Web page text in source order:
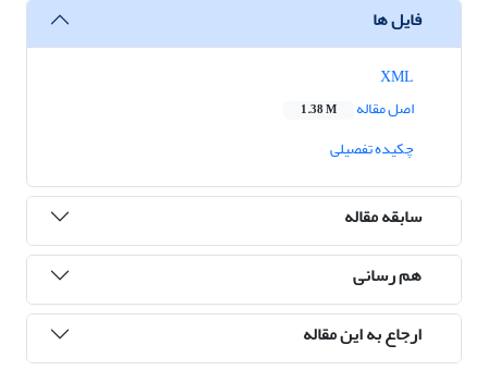
فایل ها
اصل مقاله
1.38 M
چکیده تفصیلی
سابقه مقاله
هم رسانی
ارجاع به این مقاله